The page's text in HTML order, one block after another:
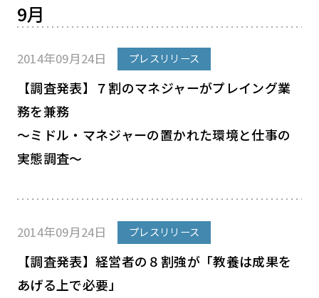
9月
2014年09月24日 プレスリリース
【調査発表】７割のマネジャーがプレイング業
務を兼務
～ミドル・マネジャーの置かれた環境と仕事の
実態調査～
2014年09月24日 プレスリリース
【調査発表】経営者の８割強が「教養は成果を
あげる上で必要」